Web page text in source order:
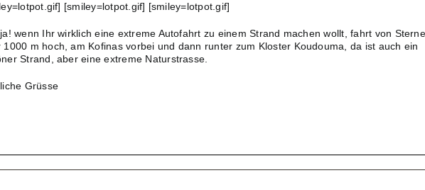
[smiley=lotpot.gif] [smiley=lotpot.gif]
wenn Ihr wirklich eine extreme Autofahrt zu einem Strand machen wollt, fahrt von
1000 m hoch, am Kofinas vorbei und dann runter zum Kloster Koudouma, da ist auch ein
Strand, aber eine extreme Naturstrasse.
Grüsse